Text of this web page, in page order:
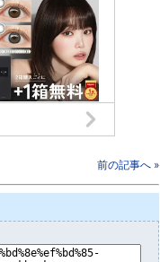
前の記事へ »